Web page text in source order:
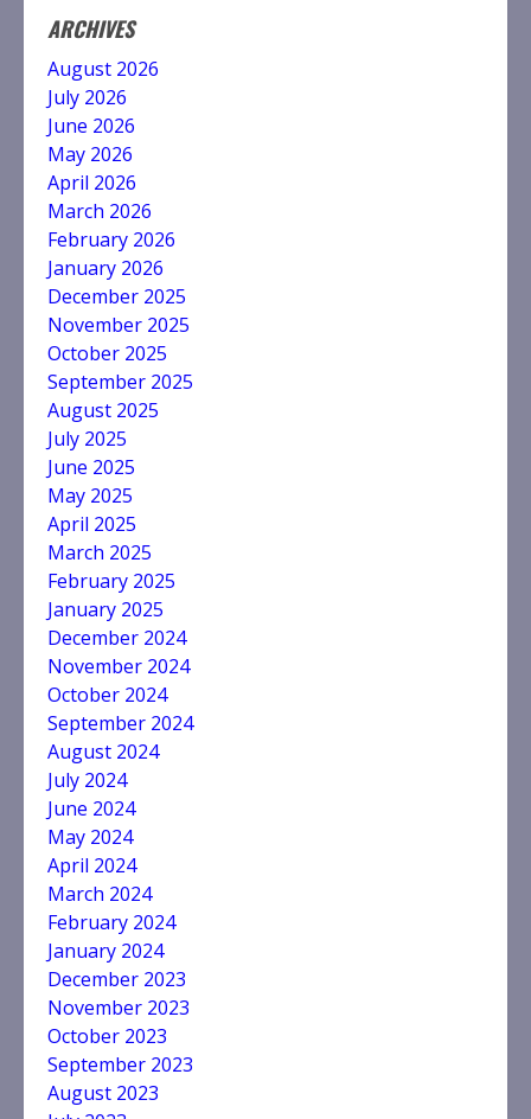
ARCHIVES
August 2026
July 2026
June 2026
May 2026
April 2026
March 2026
February 2026
January 2026
December 2025
November 2025
October 2025
September 2025
August 2025
July 2025
June 2025
May 2025
April 2025
March 2025
February 2025
January 2025
December 2024
November 2024
October 2024
September 2024
August 2024
July 2024
June 2024
May 2024
April 2024
March 2024
February 2024
January 2024
December 2023
November 2023
October 2023
September 2023
August 2023